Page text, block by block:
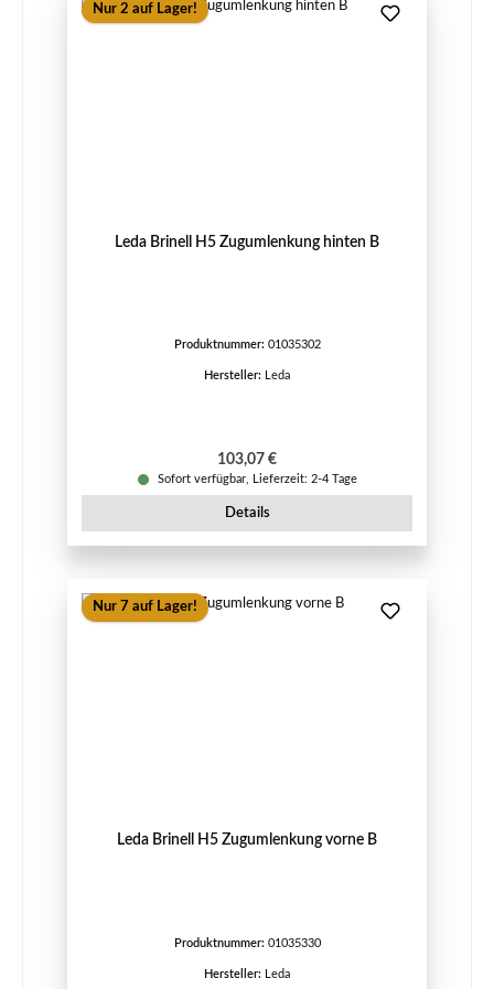
Nur 2 auf Lager!
Leda Brinell H5 Zugumlenkung hinten B
Produktnummer: 01035302
Hersteller: Leda
Regulärer Preis:
103,07 €
Sofort verfügbar, Lieferzeit: 2-4 Tage
Details
Nur 7 auf Lager!
Leda Brinell H5 Zugumlenkung vorne B
Produktnummer: 01035330
Hersteller: Leda